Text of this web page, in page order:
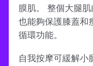
膜肌。 整個大腿肌
也能夠保護膝蓋和
循環功能。
自我按摩可緩解小